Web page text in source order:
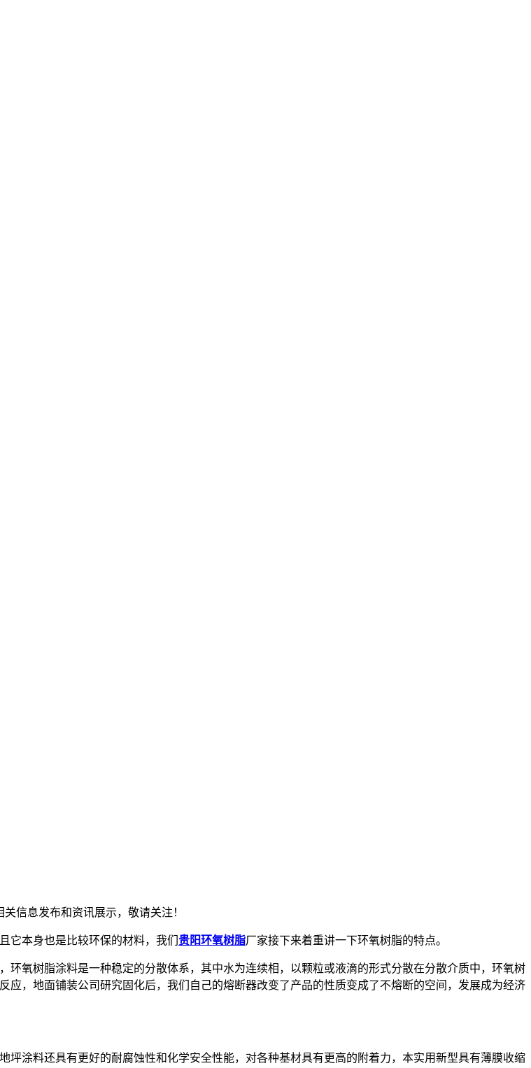
信息发布和资讯展示，敬请关注！
它本身也是比较环保的材料，我们 贵阳环氧树脂厂家接下来着重讲一下环氧树脂的特点。
环氧树脂涂料是一种稳定的分散体系，其中水为连续相，以颗粒或液滴的形式分散在分散介质中，环氧树
，地面铺装公司研究固化后，我们自己的熔断器改变了产品的性质变成了不熔断的空间，发展成为经济
涂料还具有更好的耐腐蚀性和化学安全性能，对各种基材具有更高的附着力，本实用新型具有薄膜收缩